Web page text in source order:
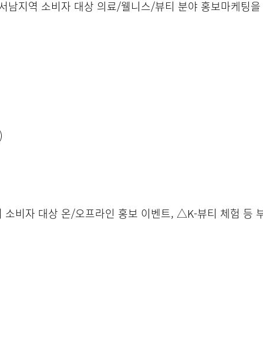
지역 소비자 대상 의료/웰니스/뷰티 분야 홍보마케팅
비자 대상 온/오프라인 홍보 이벤트, △K-뷰티 체험 등